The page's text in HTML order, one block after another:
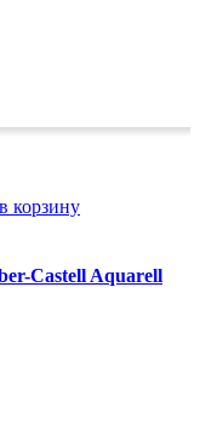
корзину
Castell Aquarell